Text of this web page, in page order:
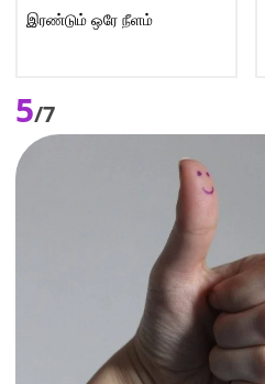
இரண்டும் ஒரே நீளம்
5/7